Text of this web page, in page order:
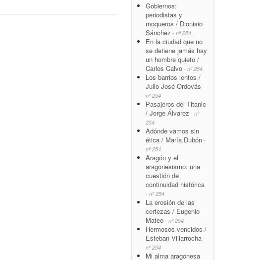
Gobiernos:
periodistas y
moqueros / Dionisio
Sánchez - nº 254
En la ciudad que no
se detiene jamás hay
un hombre quieto /
Carlos Calvo - nº 254
Los barrios lentos /
Julio José Ordovás -
nº 254
Pasajeros del Titanic
/ Jorge Álvarez - nº
254
Adónde vamos sin
ética / María Dubón -
nº 254
Aragón y el
aragonesismo: una
cuestión de
continuidad histórica
- nº 254
La erosión de las
certezas / Eugenio
Mateo - nº 254
Hermosos vencidos /
Esteban Villarrocha -
nº 254
Mi alma aragonesa